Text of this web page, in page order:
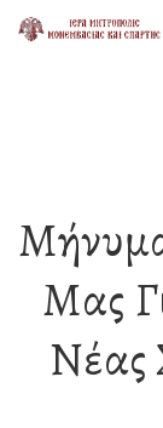
Skip
Μας
Νέας